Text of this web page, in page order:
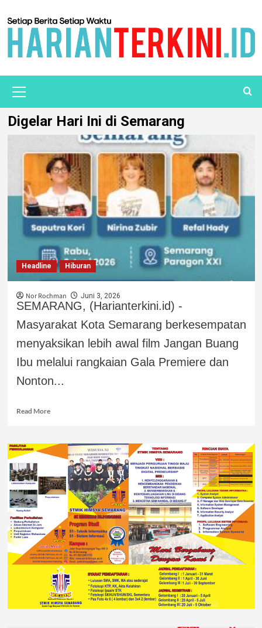
Digelar Hari Ini di Semarang
Headline Hiburan
Nor Rochman Juni 3, 2026
SEMARANG, (Harianterkini.id) -
Masyarakat Kota Semarang berkesempatan
menyaksikan lebih awal film Jangan Buang
Ibu melalui rangkaian Gala Premiere dan
Nonton...
Read More